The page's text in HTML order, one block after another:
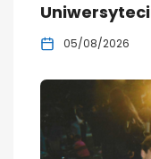
05/08/2026